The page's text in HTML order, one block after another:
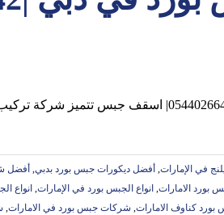
في الإمارات, أفضل ديكورات جبس بورد بدبي, أفضل
بورد الامارات, انواع الجبس بورد في الإمارات, انواع
بورد كناوف الامارات, شركات جبس بورد في الامارات,